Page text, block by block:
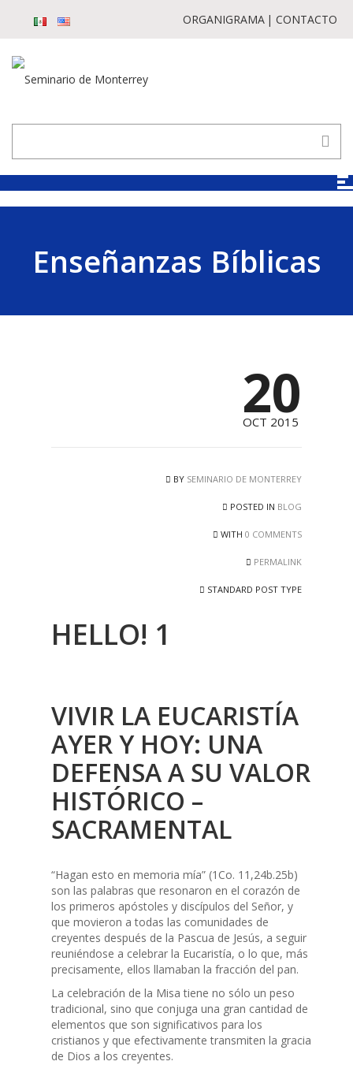
ORGANIGRAMA CONTACTO
Enseñanzas Bíblicas
20
OCT 2015
BY SEMINARIO DE MONTERREY
POSTED IN BLOG
WITH 0 COMMENTS
PERMALINK
STANDARD POST TYPE
HELLO! 1
VIVIR LA EUCARISTÍA
AYER Y HOY: UNA
DEFENSA A SU VALOR
HISTÓRICO –
SACRAMENTAL
“Hagan esto en memoria mía” (1Co. 11,24b.25b)
son las palabras que resonaron en el corazón de
los primeros apóstoles y discípulos del Señor, y
que movieron a todas las comunidades de
creyentes después de la Pascua de Jesús, a seguir
reuniéndose a celebrar la Eucaristía, o lo que, más
precisamente, ellos llamaban la fracción del pan.
La celebración de la Misa tiene no sólo un peso
tradicional, sino que conjuga una gran cantidad de
elementos que son significativos para los
cristianos y que efectivamente transmiten la gracia
de Dios a los creyentes.